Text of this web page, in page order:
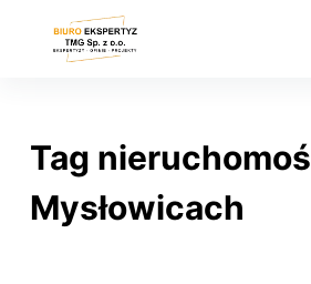
Tag
Mysłowicach